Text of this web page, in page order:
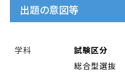
出題の意図等
学科 試験区分
総合型選抜